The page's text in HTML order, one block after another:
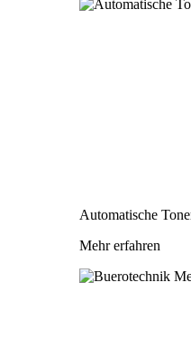
Automatische
Mehr erfahren